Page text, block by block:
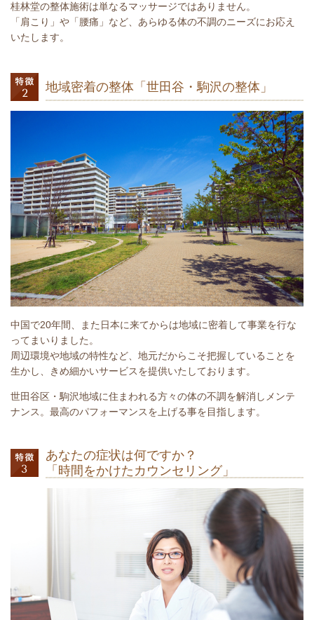
桂林堂の整体施術は単なるマッサージではありません。
「肩こり」や「腰痛」など、あらゆる体の不調のニーズにお応え
いたします。
地域密着の整体「世田谷・駒沢の整体」
中国で20年間、また日本に来てからは地域に密着して事業を行な
ってまいりました。
周辺環境や地域の特性など、地元だからこそ把握していることを
生かし、きめ細かいサービスを提供いたしております。
世田谷区・駒沢地域に住まわれる方々の体の不調を解消しメンテ
ナンス。最高のパフォーマンスを上げる事を目指します。
あなたの症状は何ですか？
「時間をかけたカウンセリング」